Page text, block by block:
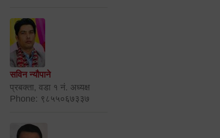
सविन न्यौपाने
प्रबक्ता, वडा १ नं. अध्यक्ष
Phone: ९८५५०६७३३७